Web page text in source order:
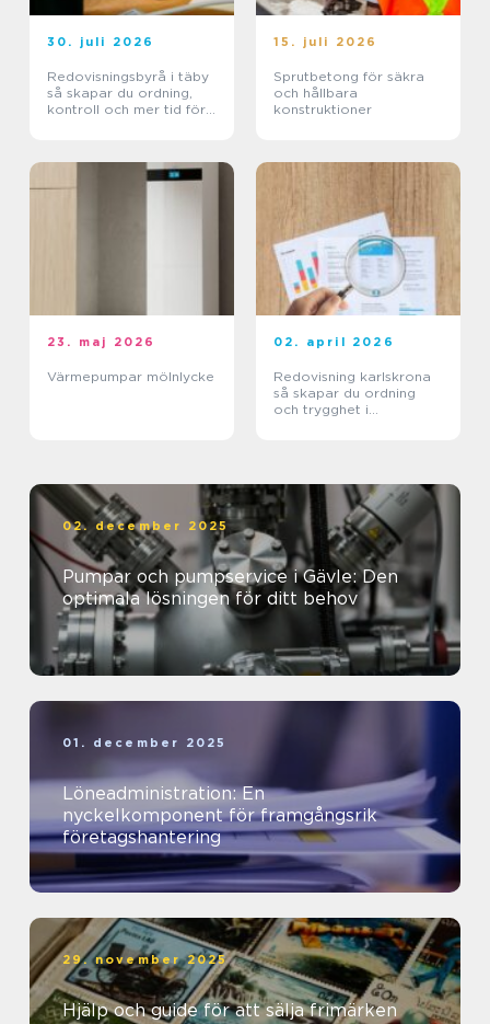
30. juli 2026
Redovisningsbyrå i täby
så skapar du ordning,
kontroll och mer tid för
15. juli 2026
Sprutbetong för säkra
och hållbara
konstruktioner
23. maj 2026
Värmepumpar mölnlycke
02. april 2026
Redovisning karlskrona
så skapar du ordning
och trygghet i
02. december 2025
Pumpar och pumpservice i Gävle: Den
optimala lösningen för ditt behov
01. december 2025
Löneadministration: En
nyckelkomponent för framgångsrik
företagshantering
29. november 2025
Hjälp och guide för att sälja frimärken